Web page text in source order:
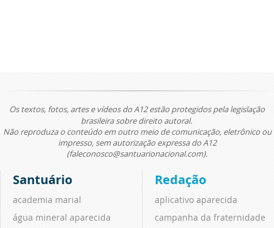
Os textos, fotos, artes e vídeos do A12 estão protegidos pela legislação
brasileira sobre direito autoral.
Não reproduza o conteúdo em outro meio de comunicação, eletrônico ou
impresso, sem autorização expressa do A12
(faleconosco@santuarionacional.com).
Santuário
academia marial
água mineral aparecida
Redação
aplicativo aparecida
campanha da fraternidade